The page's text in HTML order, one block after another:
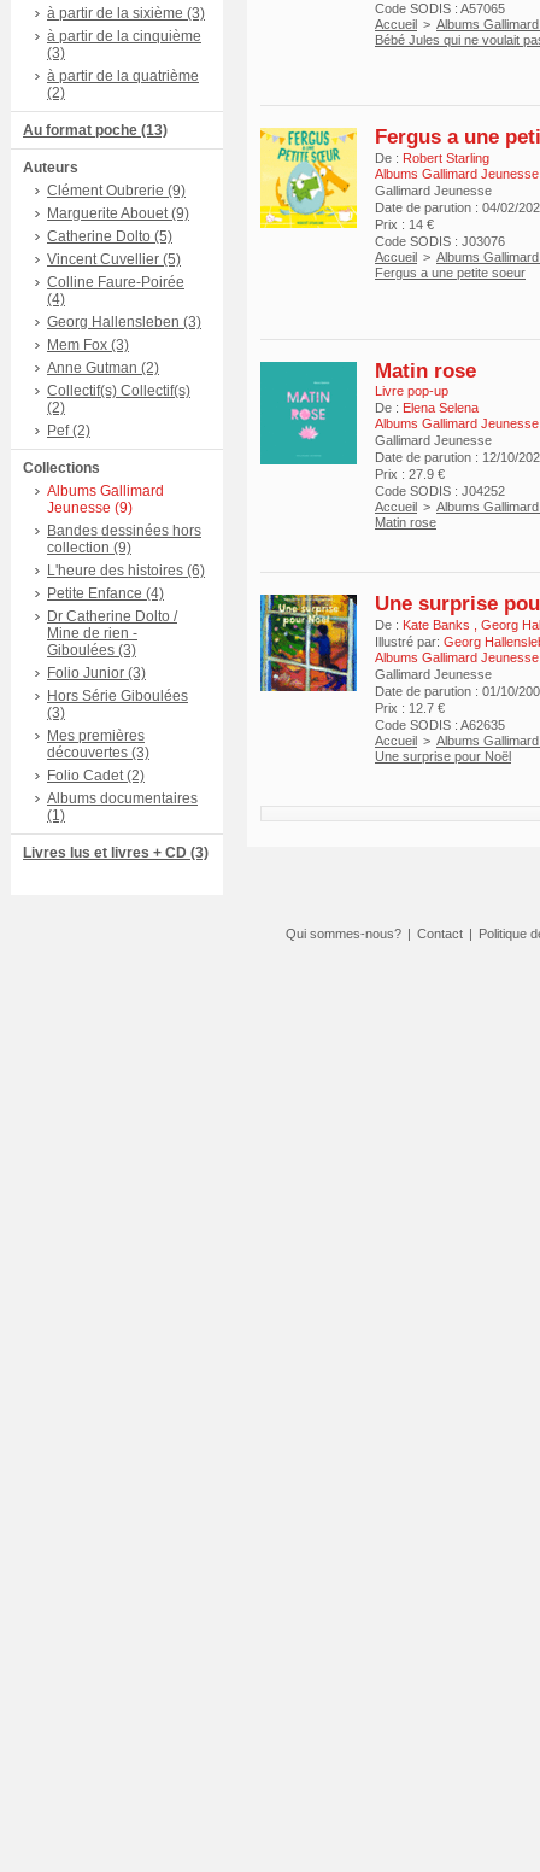
à partir de la sixième (3)
à partir de la cinquième
(3)
à partir de la quatrième
(2)
Au format poche (13)
Auteurs
Clément Oubrerie (9)
Marguerite Abouet (9)
Catherine Dolto (5)
Vincent Cuvellier (5)
Colline Faure-Poirée
(4)
Georg Hallensleben (3)
Mem Fox (3)
Anne Gutman (2)
Collectif(s) Collectif(s)
(2)
Pef (2)
Collections
Albums Gallimard
Jeunesse (9)
Bandes dessinées hors
collection (9)
L'heure des histoires (6)
Petite Enfance (4)
Dr Catherine Dolto /
Mine de rien -
Giboulées (3)
Folio Junior (3)
Hors Série Giboulées
(3)
Mes premières
découvertes (3)
Folio Cadet (2)
Albums documentaires
(1)
Livres lus et livres + CD (3)
Code SODIS : A57065
Accueil > Albums
Bébé Jules qui ne voulait
Fergus a une
De : Robert Starling
Albums Gallimard Jeunesse
Gallimard Jeunesse
Date de parution : 04/02/
Prix : 14 €
Code SODIS : J03076
Accueil > Albums
Fergus a une petite soeur
Matin rose
Livre pop-up
De : Elena Selena
Albums Gallimard Jeunesse
Gallimard Jeunesse
Date de parution : 12/10/
Prix : 27.9 €
Code SODIS : J04252
Accueil > Albums
Matin rose
Une surprise
De : Kate Banks
Georg
Illustré par: Georg
Albums Gallimard Jeunesse
Gallimard Jeunesse
Date de parution : 01/10/
Prix : 12.7 €
Code SODIS : A62635
Accueil > Albums
Une surprise pour Noël
Qui sommes-nous? | Contact | Politique